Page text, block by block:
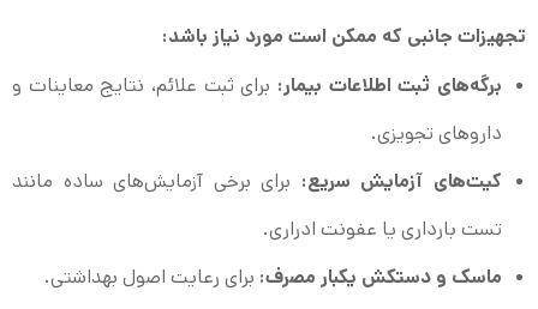
تجهیزات جانبی که ممکن است مورد نیاز باشد:
برگه‌های ثبت اطلاعات بیمار:برای ثبت علائم، نتایج معاینات و
داروهای تجویزی.
کیت‌های آزمایش سریع:برای برخی آزمایش‌های ساده مانند
تست بارداری یا عفونت ادراری.
ماسک و دستکش یکبار مصرف:برای رعایت اصول بهداشتی.